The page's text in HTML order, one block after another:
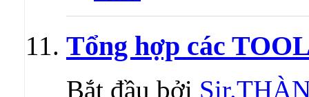
Tổng hợp các
Bắt đầu bởi